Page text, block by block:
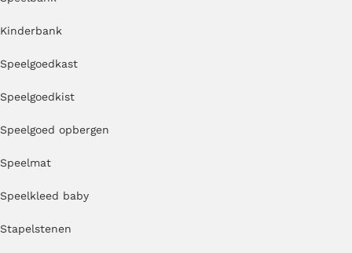
Kinderbank
Speelgoedkast
Speelgoedkist
Speelgoed opbergen
Speelmat
Speelkleed baby
Stapelstenen